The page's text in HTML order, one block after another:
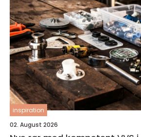
inspiration
02. August 2026